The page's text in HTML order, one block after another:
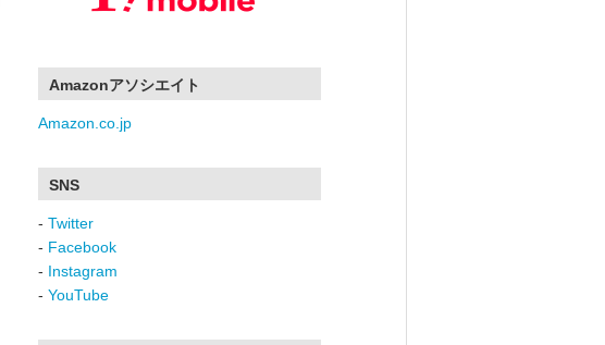
Amazonアソシエイト
Amazon.co.jp
SNS
- Twitter
- Facebook
- Instagram
- YouTube